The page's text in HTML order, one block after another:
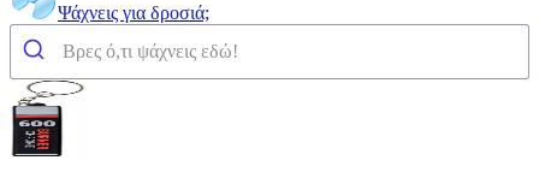
Ψάχνεις για δροσιά;